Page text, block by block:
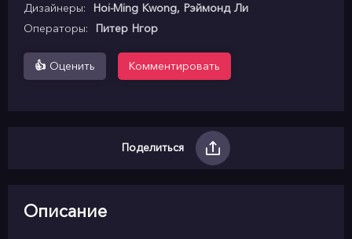
Дизайнеры:
Hoi-Ming Kwong, Рэймонд Ли
Операторы:
Питер Нгор
👍 Оценить Комментировать
Поделиться
Описание